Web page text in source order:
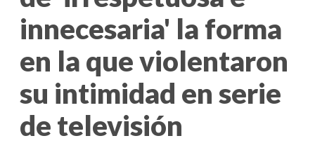
innecesaria' la forma
en la que violentaron
su intimidad en serie
de televisión